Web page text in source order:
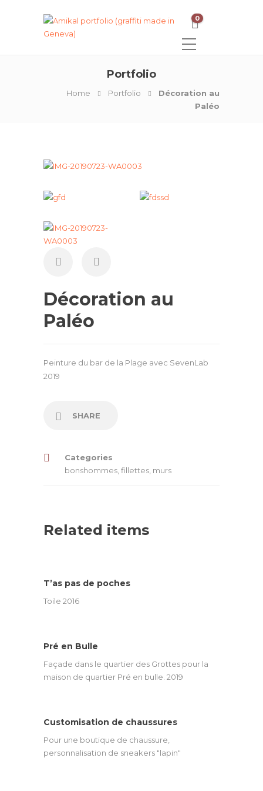
0
Portfolio
Home Portfolio
Décoration au
Paléo
Décoration au
Paléo
Peinture du bar de la Plage avec SevenLab
2019
SHARE
Categories
bonshommes fillettes murs
Related items
T’as pas de poches
Toile 2016
Pré en Bulle
Façade dans le quartier des Grottes pour la
maison de quartier Pré en bulle. 2019
Customisation de chaussures
Pour une boutique de chaussure,
personnalisation de sneakers "lapin"